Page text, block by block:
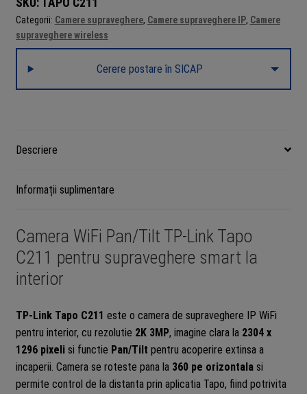
SKU: TAPO C211
Categorii: Camere supraveghere, Camere supraveghere IP, Camere
supraveghere wireless
Cerere postare în SICAP
Descriere
Informații suplimentare
Camera WiFi Pan/Tilt TP-Link Tapo
C211 pentru supraveghere smart la
interior
TP-Link Tapo C211 este o camera de supraveghere IP WiFi
pentru interior, cu rezolutie 2K 3MP, imagine clara la 2304 x
1296 pixelisi functie Pan/Tilt pentru acoperire extinsa a
incaperii. Camera se roteste pana la 360 pe orizontalasi
permite control de la distanta prin aplicatia Tapo, fiind potrivita